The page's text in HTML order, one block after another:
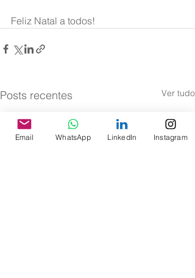
Feliz Natal a todos!
Posts recentes Ver tudo
Email WhatsApp LinkedIn Instagram